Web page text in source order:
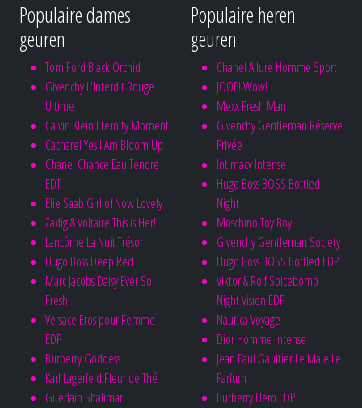
Populaire dames
geuren
Tom Ford Black Orchid
Givenchy L'Interdit Rouge
Ultime
Calvin Klein Eternity Moment
Cacharel Yes I Am Bloom Up
Chanel Chance Eau Tendre
EDT
Elie Saab Girl of Now Lovely
Zadig & Voltaire This is Her!
Lancôme La Nuit Trésor
Hugo Boss Deep Red
Marc Jacobs Daisy Ever So
Fresh
Versace Eros pour Femme
EDP
Burberry Goddess
Karl Lagerfeld Fleur de Thé
Guerlain Shalimar
Populaire heren
geuren
Chanel Allure Homme Sport
JOOP! Wow!
Mexx Fresh Man
Givenchy Gentleman Réserve
Privée
Intimacy Intense
Hugo Boss BOSS Bottled
Night
Moschino Toy Boy
Givenchy Gentleman Society
Hugo Boss BOSS Bottled EDP
Viktor & Rolf Spicebomb
Night Vision EDP
Nautica Voyage
Dior Homme Intense
Jean Paul Gaultier Le Male Le
Parfum
Burberry Hero EDP